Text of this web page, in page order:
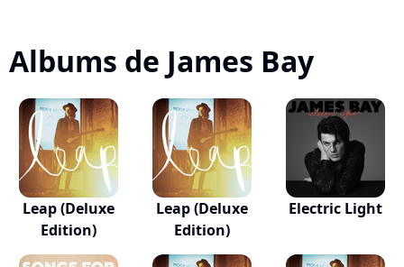
Albums de James Bay
Leap (Deluxe
Edition)
Leap (Deluxe
Edition)
Electric Light